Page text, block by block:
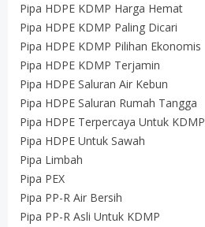
Pipa HDPE KDMP Harga Hemat
Pipa HDPE KDMP Paling Dicari
Pipa HDPE KDMP Pilihan Ekonomis
Pipa HDPE KDMP Terjamin
Pipa HDPE Saluran Air Kebun
Pipa HDPE Saluran Rumah Tangga
Pipa HDPE Terpercaya Untuk KDMP
Pipa HDPE Untuk Sawah
Pipa Limbah
Pipa PEX
Pipa PP-R Air Bersih
Pipa PP-R Asli Untuk KDMP